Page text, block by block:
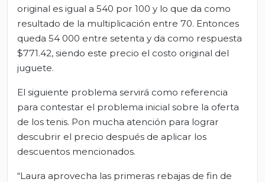
original es igual a 540 por 100 y lo que da como
resultado de la multiplicación entre 70. Entonces
queda 54 000 entre setenta y da como respuesta
$771.42, siendo este precio el costo original del
juguete.
El siguiente problema servirá como referencia
para contestar el problema inicial sobre la oferta
de los tenis. Pon mucha atención para lograr
descubrir el precio después de aplicar los
descuentos mencionados.
“Laura aprovecha las primeras rebajas de fin de